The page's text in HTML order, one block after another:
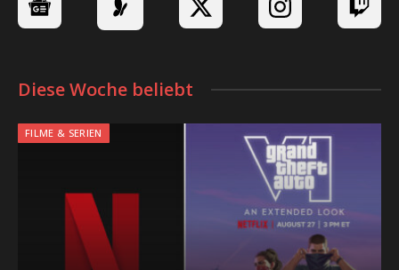
Diese Woche beliebt
FILME & SERIEN